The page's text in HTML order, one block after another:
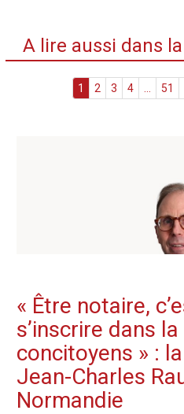
A lire aussi dans
1 2 3 4 51
« Être notaire,
s’inscrire dans
concitoyens » :
Jean-Charles
Normandie